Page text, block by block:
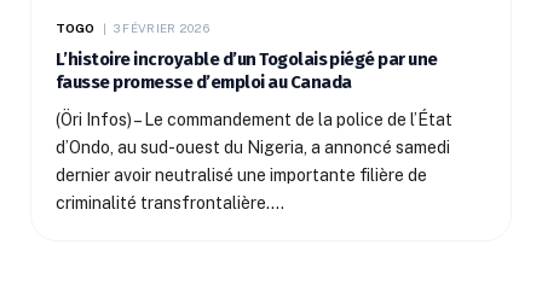
TOGO 3 FÉVRIER 2026
L’histoire incroyable d’un Togolais piégé par une
fausse promesse d’emploi au Canada
(Öri Infos) – Le commandement de la police de l’État
d’Ondo, au sud-ouest du Nigeria, a annoncé samedi
dernier avoir neutralisé une importante filière de
criminalité transfrontalière.…